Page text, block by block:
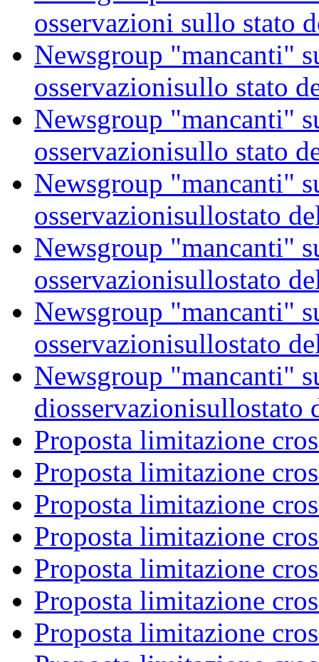
osservazioni sullo stato
Newsgroup "mancanti"
osservazionisullo stato
Newsgroup "mancanti"
osservazionisullo stato
Newsgroup "mancanti"
osservazionisullostato
Newsgroup "mancanti"
osservazionisullostato
Newsgroup "mancanti"
osservazionisullostato
Newsgroup "mancanti"
diosservazionisullostato
Proposta limitazione
Proposta limitazione
Proposta limitazione
Proposta limitazione
Proposta limitazione
Proposta limitazione
Proposta limitazione